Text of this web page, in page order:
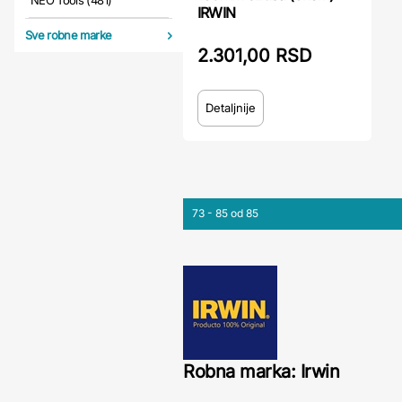
Sve robne marke
IRWIN
2.301,00 RSD
Detaljnije
73 - 85 od 85
Robna marka: Irwin